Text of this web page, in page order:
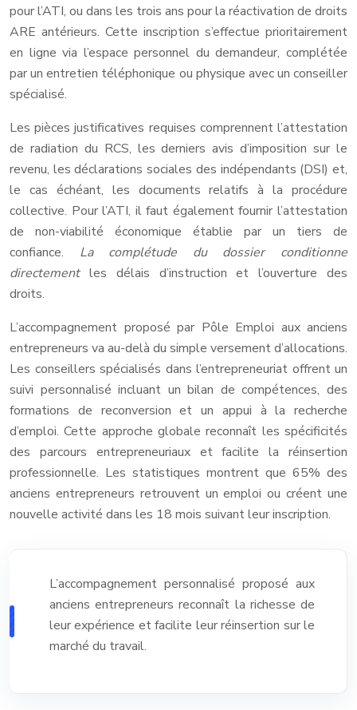
pour l’ATI, ou dans les trois ans pour la réactivation de droits
ARE antérieurs. Cette inscription s’effectue prioritairement
en ligne via l’espace personnel du demandeur, complétée
par un entretien téléphonique ou physique avec un conseiller
spécialisé.
Les pièces justificatives requises comprennent l’attestation
de radiation du RCS, les derniers avis d’imposition sur le
revenu, les déclarations sociales des indépendants (DSI) et,
le cas échéant, les documents relatifs à la procédure
collective. Pour l’ATI, il faut également fournir l’attestation
de non-viabilité économique établie par un tiers de
confiance. La complétude du dossier conditionne
directement les délais d’instruction et l’ouverture des
droits.
L’accompagnement proposé par Pôle Emploi aux anciens
entrepreneurs va au-delà du simple versement d’allocations.
Les conseillers spécialisés dans l’entrepreneuriat offrent un
suivi personnalisé incluant un bilan de compétences, des
formations de reconversion et un appui à la recherche
d’emploi. Cette approche globale reconnaît les spécificités
des parcours entrepreneuriaux et facilite la réinsertion
professionnelle. Les statistiques montrent que 65% des
anciens entrepreneurs retrouvent un emploi ou créent une
nouvelle activité dans les 18 mois suivant leur inscription.
L’accompagnement personnalisé proposé aux
anciens entrepreneurs reconnaît la richesse de
leur expérience et facilite leur réinsertion sur le
marché du travail.